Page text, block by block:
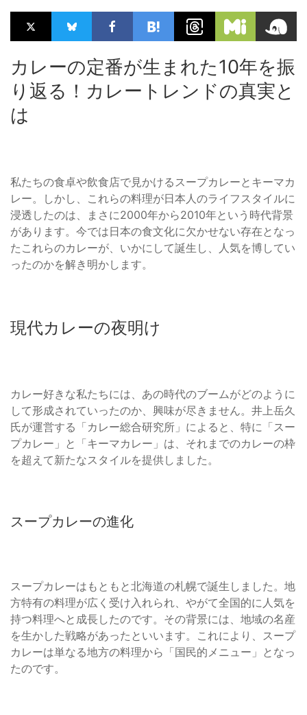
カレーの定番が生まれた10年を振
り返る！カレートレンドの真実と
は
私たちの食卓や飲食店で見かけるスープカレーとキーマカ
レー。しかし、これらの料理が日本人のライフスタイルに
浸透したのは、まさに2000年から2010年という時代背景
があります。今では日本の食文化に欠かせない存在となっ
たこれらのカレーが、いかにして誕生し、人気を博してい
ったのかを解き明かします。
現代カレーの夜明け
カレー好きな私たちには、あの時代のブームがどのように
して形成されていったのか、興味が尽きません。井上岳久
氏が運営する「カレー総合研究所」によると、特に「スー
プカレー」と「キーマカレー」は、それまでのカレーの枠
を超えて新たなスタイルを提供しました。
スープカレーの進化
スープカレーはもともと北海道の札幌で誕生しました。地
方特有の料理が広く受け入れられ、やがて全国的に人気を
持つ料理へと成長したのです。その背景には、地域の名産
を生かした戦略があったといいます。これにより、スープ
カレーは単なる地方の料理から「国民的メニュー」となっ
たのです。